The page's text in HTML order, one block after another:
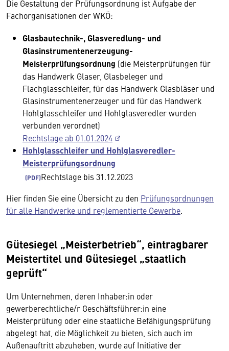
Die Gestaltung der Prüfungsordnung ist Aufgabe der
Fachorganisationen der WKÖ:
Glasbautechnik-, Glasveredlung- und
Glasinstrumentenerzeugung-
Meisterprüfungsordnung (die Meisterprüfungen für
das Handwerk Glaser, Glasbeleger und
Flachglasschleifer, für das Handwerk Glasbläser und
Glasinstrumentenerzeuger und für das Handwerk
Hohlglasschleifer und Hohlglasveredler wurden
verbunden verordnet)
Rechtslage ab 01.01.2024
Hohlglasschleifer und Hohlglasveredler-
Meisterprüfungsordnung
Rechtslage bis 31.12.2023
Hier finden Sie eine Übersicht zu den Prüfungsordnungen
für alle Handwerke und reglementierte Gewerbe.
Gütesiegel „Meisterbetrieb“, eintragbarer
Meistertitel und Gütesiegel „staatlich
geprüft“
Um Unternehmen, deren Inhaber:in oder
gewerberechtliche/r Geschäftsführer:in eine
Meisterprüfung oder eine staatliche Befähigungsprüfung
abgelegt hat, die Möglichkeit zu bieten, sich auch im
Außenauftritt abzuheben, wurde auf Initiative der